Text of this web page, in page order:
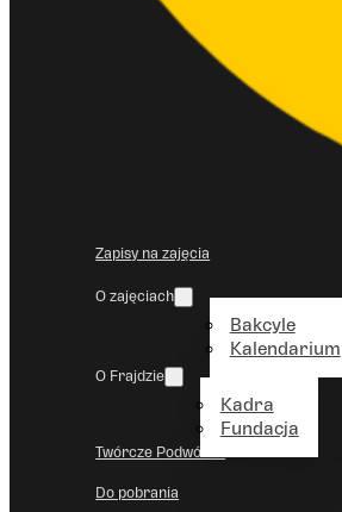
Zapisy na zajęcia
O zajęciach
Bakcyle
Kalendarium
O Frajdzie
Kadra
Fundacja
Twórcze Podwórko
Do pobrania